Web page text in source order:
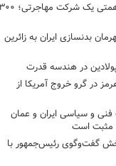
کلاهبرداری ۴ همتی یک شرکت مهاجرتی؛ ۳۰۰
بدنسازی ایران به زائرین
پولادین در هندسه قدرت
در گرو خروج آمریکا از
و سیاسی ایران و عمان
مثبت است
گفت‌وگوی رئیس‌جمهور با